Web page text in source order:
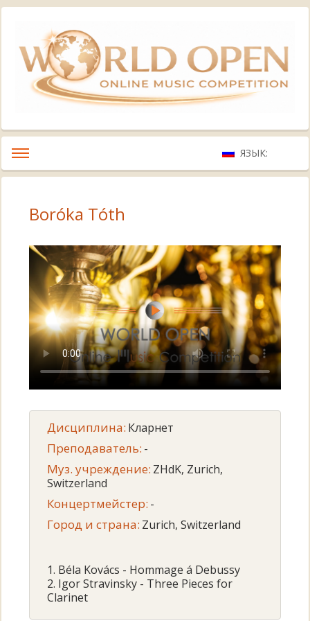
ЯЗЫК:
Boróka Tóth
Дисциплина: Кларнет
Преподаватель: -
Муз. учреждение: ZHdK, Zurich,
Switzerland
Концертмейстер: -
Город и страна: Zurich, Switzerland
1. Béla Kovács - Hommage á Debussy
2. Igor Stravinsky - Three Pieces for
Clarinet